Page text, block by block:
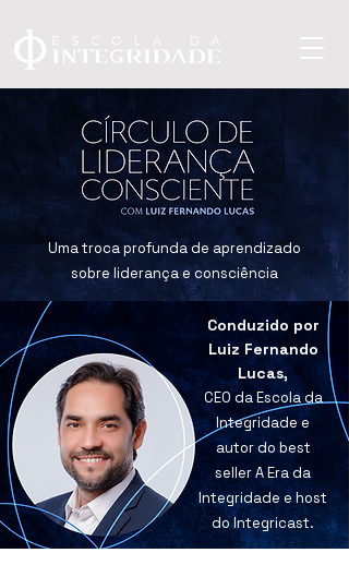
Uma troca profunda de aprendizado
sobre liderança e consciência
Conduzido por
Luiz Fernando
Lucas,
CEO da Escola da
Integridade e
autor do best
seller A Era da
Integridade e host
do Integricast.